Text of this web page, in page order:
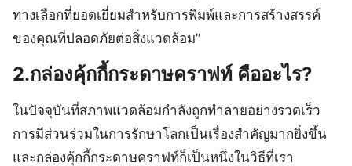
ทางเลือกที่ยอดเยี่ยมสำหรับการพิมพ์และการสร้างสรรค์
ของคุณที่ปลอดภัยต่อสิ่งแวดล้อม”
2.กล่องคุ้กกี้กระดาษคราฟท์ คืออะไร?
ในปัจจุบันที่สภาพแวดล้อมกำลังถูกทำลายอย่างรวดเร็ว
การมีส่วนร่วมในการรักษาโลกเป็นเรื่องสำคัญมากยิ่งขึ้น
และกล่องคุ้กกี้กระดาษคราฟท์ก็เป็นหนึ่งในวิธีที่เรา